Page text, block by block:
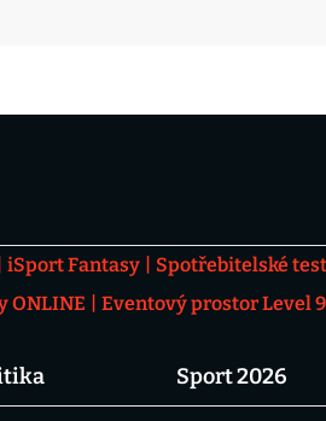
iSport Fantasy Spotřebitelské
ONLINE Eventový prostor Level 9
Sport 2026